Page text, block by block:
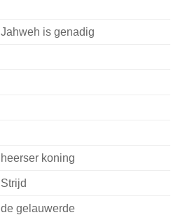
Jahweh is genadig
heerser koning
Strijd
de gelauwerde